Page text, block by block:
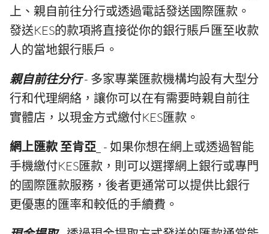
上、親自前往分行或透過電話發送國際匯款。
發送KES的款項將直接從你的銀行賬戶匯至收款
人的當地銀行賬戶。
親自前往分行- 多家專業匯款機構均設有大型分
行和代理網絡，讓你可以在有需要時親自前往
實體店，以現金方式繳付KES匯款。
網上匯款 至肯亞 _ - 如果你想在網上或透過智能
手機繳付KES匯款，則可以選擇網上銀行或專門
的國際匯款服務，後者更通常可以提供比銀行
更優惠的匯率和較低的手續費。